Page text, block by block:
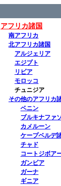
アフリカ諸国
南アフリカ
北アフリカ諸国
アルジェリア
エジプト
リビア
モロッコ
チュニジア
その他のアフリカ
ベニン
ブルキナファ
カメルーン
ケープベルデ
チャド
コートジボア
ガンビア
ガーナ
ギニア